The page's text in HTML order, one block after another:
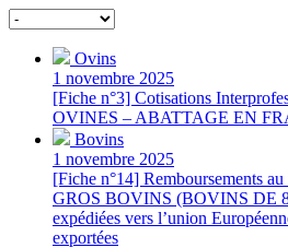
Ovins
1 novembre 2025
[Fiche n°3] Cotisations
OVINES – ABATTAGE EN
Bovins
1 novembre 2025
[Fiche n°14] Remboursements
GROS BOVINS (BOVINS DE
expédiées vers l’union
exportées